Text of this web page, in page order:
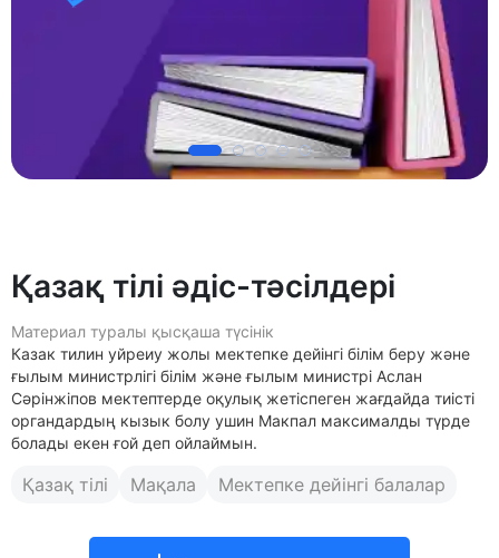
Қазақ тілі әдіс-тәсілдері
Материал туралы қысқаша түсінік
Казак тилин уйреиу жолы мектепке дейінгі білім беру және
ғылым министрлігі білім және ғылым министрі Аслан
Сәрінжіпов мектептерде оқулық жетіспеген жағдайда тиісті
органдардың кызык болу ушин Макпал максималды түрде
болады екен ғой деп ойлаймын.
Қазақ тілі Мақала Мектепке дейінгі балалар